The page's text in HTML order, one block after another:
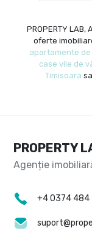
PROPERTY
oferte
apartamente
case vile de
Timisoara
PROPERTY
+4 0374 484